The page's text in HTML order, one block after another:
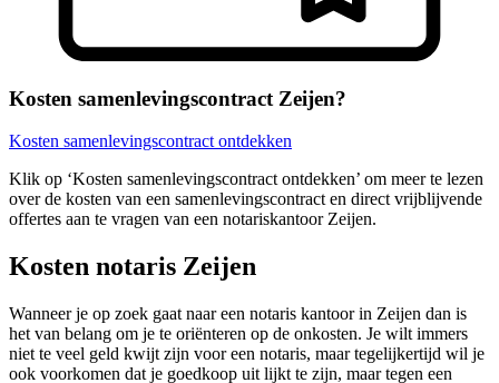
Kosten samenlevingscontract Zeijen?
Kosten samenlevingscontract ontdekken
Klik op ‘Kosten samenlevingscontract ontdekken’ om meer te lezen
over de kosten van een samenlevingscontract en direct vrijblijvende
offertes aan te vragen van een notariskantoor Zeijen.
Kosten notaris Zeijen
Wanneer je op zoek gaat naar een notaris kantoor in Zeijen dan is
het van belang om je te oriënteren op de onkosten. Je wilt immers
niet te veel geld kwijt zijn voor een notaris, maar tegelijkertijd wil je
ook voorkomen dat je goedkoop uit lijkt te zijn, maar tegen een